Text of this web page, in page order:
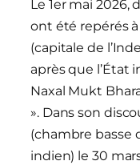
Le 1er mai 2026,
ont été repérés
(capitale de
après que l’État
Naxal Mukt
». Dans son
(chambre basse
indien) le 30